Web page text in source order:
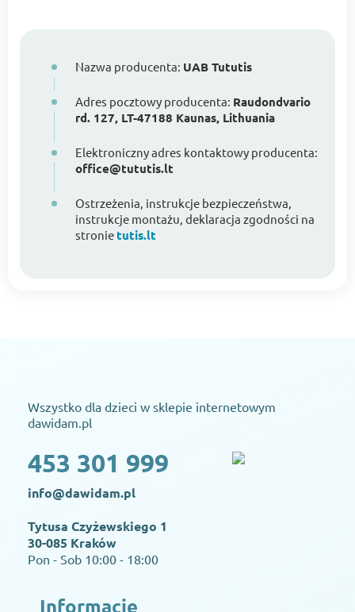
Nazwa producenta: UAB Tututis
Adres pocztowy producenta: Raudondvario
rd. 127, LT-47188 Kaunas, Lithuania
Elektroniczny adres kontaktowy producenta:
office@tututis.lt
Ostrzeżenia, instrukcje bezpieczeństwa,
instrukcje montażu, deklaracja zgodności na
stronie tutis.lt
Wszystko dla dzieci w sklepie internetowym
dawidam.pl
453 301 999
info@dawidam.pl
Tytusa Czyżewskiego 1
30-085 Kraków
Pon - Sob 10:00 - 18:00
Informacje